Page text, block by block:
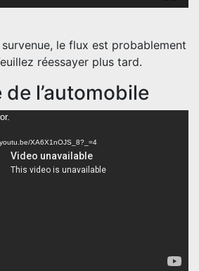
le flux est probablement
réessayer plus tard.
l’automobile
XA6X1nOJS_8?_=4